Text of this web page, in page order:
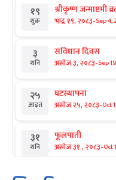
१९
शुक्र
श्रीकृष्ण जन्माष्टमी
भाद्र १९, २०८३-Sep 4,
३
शनि
संविधान दिवस
असोज ३, २०८३-Sep
२५
आइत
घटस्थापना
असोज २५, २०८३-Oct
३१
शनि
फूलपाती
असोज ३१ , २०८३-Oct
कार्तिक सङ्क्रान्ति